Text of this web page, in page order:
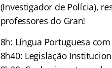
(Investigador de Polícia),
professores do Gran!
8h: Língua Portuguesa
8h40: Legislação